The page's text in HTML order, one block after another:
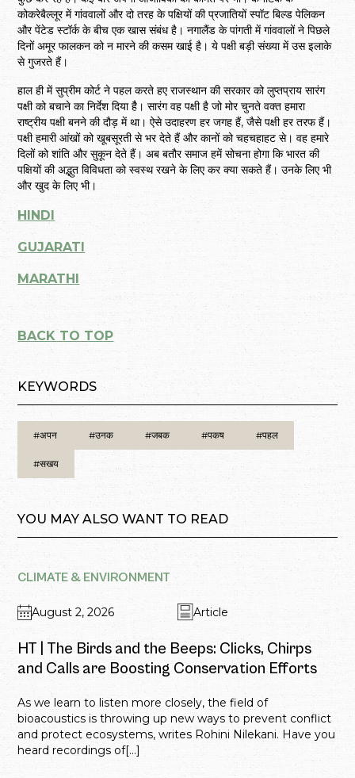
कोकरेबैल्लूर में गांववालों और दो तरह के पक्षियों की प्रजातियों स्पॉट बिल्ड पेलिकन
और पेंटेड स्टॉर्क के बीच एक खास संबंध है। नगालैंड के पांगती में गांववालों ने पिछले
दिनों अमूर फालकन को न मारने की कसम खाई है। ये पक्षी बड़ी संख्या में उस इलाके
से गुजरते हैं।
हाल ही में सुप्रीम कोर्ट ने पहल करते हए राजस्थान की सरकार को लुप्तप्राय सारंग
पक्षी को बचाने का निर्देश दिया हैै। सारंग वह पक्षी है जो मोर चुनते वक्त हमारा
राष्ट्रीय पक्षी बनने की दौड़ में था। ऐसे उदाहरण हर जगह हैं, जैसे पक्षी हर तरफ हैं।
पक्षी हमारी आंखों को खूबसूरती से भर देते हैं और कानों को चहचहाहट से। वह हमारे
दिलों को शांति और सुकून देते हैं। अब बतौर समाज हमें सोचना होगा कि भारत की
पक्षियों की अद्भुत विविधता को स्वस्थ रखने के लिए कर क्या सकते हैं। उनके लिए भी
और खुद के लिए भी।
HINDI
GUJARATI
MARATHI
BACK TO TOP
KEYWORDS
#अपन #उनक #जबक #पकष #पहल
#सखय
YOU MAY ALSO WANT TO READ
CLIMATE & ENVIRONMENT
August 2, 2026 Article
HT | The Birds and the Beeps: Clicks, Chirps
and Calls are Boosting Conservation Efforts
As we learn to listen more closely, the field of
bioacoustics is throwing up new ways to prevent conflict
and protect ecosystems, writes Rohini Nilekani. Have you
heard recordings of[...]